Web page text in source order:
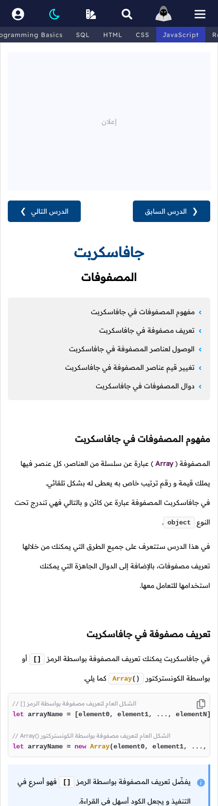
Basics SQL HTML CSS JavaScript
الدرس التالي ❯ ❮ الدرس السابق
جافاسكربت
المصفوفات
مفهوم المصفوفات في جافاسكربت
تعريف مصفوفة في جافاسكربت
الوصول لعناصر المصفوفة في جافاسكربت
تغيير قيم عناصر المصفوفة في جافاسكربت
دوال المصفوفات في جافاسكربت
مفهوم المصفوفات في جافاسكربت
المصفوفة (
Array
) عبارة عن سلسلة من العناصر، كل عنصر فيها
يملك قيمة و رقم ترتيب خاص به يعطى له بشكل تلقائي.
في جافاسكربت المصفوفة عبارة عن كائن و بالتالي فهي تندرج تحت
النوع object
.
في هذا الدرس ستتعرف على جميع الطرق التي يمكنك من خلالها
تعريف مصفوفات، بالإضافة إلى الدوال الجاهزة التي يمكنك
استخدامها للتعامل معها.
تعريف مصفوفة في جافاسكربت
في جافاسكربت يمكنك تعريف المصفوفة بواسطة الرمز [] أو
بواسطة الكونستركتور Array() كما يلي.
// [] الشكل العام لتعريف مصفوفة بواسطة الرمز
let arrayName = [element0, element1, ..., elementN];
// Array() الشكل العام لتعريف مصفوفة بواسطة الكونستركتور
let arrayName = new Array(element0, element1, ...,
يفضّل تعريف المصفوفة بواسطة الرمز [] فهو أسرع في
التنفيذ و يجعل الكود أسهل في القراءة.